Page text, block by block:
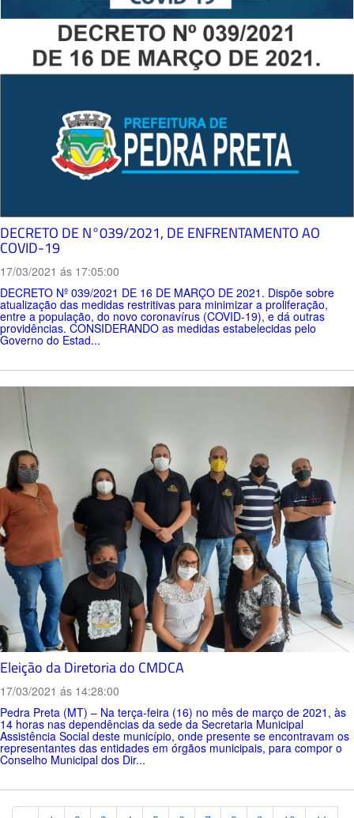
DECRETO DE N°039/2021, DE ENFRENTAMENTO AO
COVID-19
17/03/2021 ás 17:05:00
DECRETO Nº 039/2021 DE 16 DE MARÇO DE 2021. Dispõe sobre
atualização das medidas restritivas para minimizar a proliferação,
entre a população, do novo coronavírus (COVID-19), e dá outras
providências. CONSIDERANDO as medidas estabelecidas pelo
Governo do Estad...
Eleição da Diretoria do CMDCA
17/03/2021 ás 14:28:00
Pedra Preta (MT) – Na terça-feira (16) no mês de março de 2021, às
14 horas nas dependências da sede da Secretaria Municipal
Assistência Social deste município, onde presente se encontravam os
representantes das entidades em órgãos municipais, para compor o
Conselho Municipal dos Dir...